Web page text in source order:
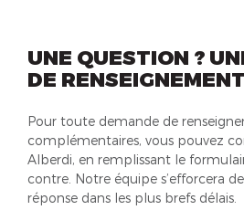
UNE QUESTION ?
DE
Pour toute demande de
complémentaires, vous pouvez
Alberdi, en remplissant le
contre. Notre équipe s’efforcera
réponse dans les plus brefs délais.